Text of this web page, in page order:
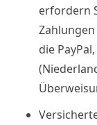
erfordern
die